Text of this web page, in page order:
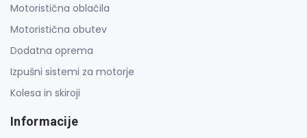
Motoristična oblačila
Motoristična obutev
Dodatna oprema
Izpušni sistemi za motorje
Kolesa in skiroji
Informacije